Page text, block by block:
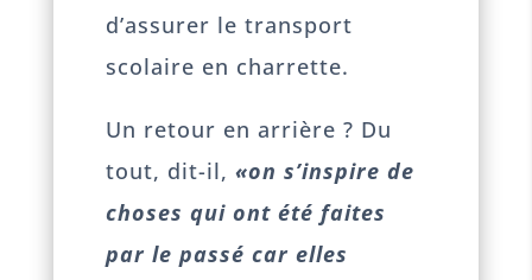
d’assurer le transport
scolaire en charrette.
Un retour en arrière ? Du
tout, dit-il,«on s’inspire de
choses qui ont été faites
par le passé car elles